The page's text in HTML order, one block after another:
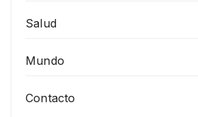
Salud
Mundo
Contacto